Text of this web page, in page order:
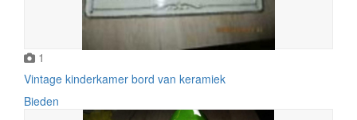
1
Vintage kinderkamer bord van keramiek
Bieden